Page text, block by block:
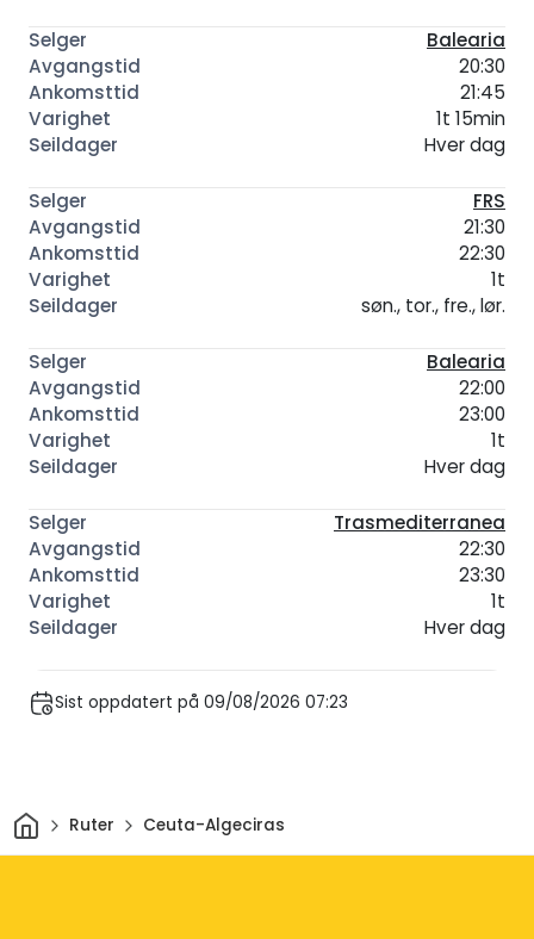
Balearia
20:30
21:45
1t 15min
Hver dag
FRS
21:30
22:30
1t
søn., tor., fre., lør.
Balearia
22:00
23:00
1t
Hver dag
Trasmediterranea
22:30
23:30
1t
Hver dag
Sist oppdatert på 09/08/2026 07:23
HjemRuter Ceuta-Algeciras